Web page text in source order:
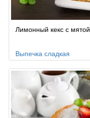
Лимонный кекс с мятой
Выпечка сладкая